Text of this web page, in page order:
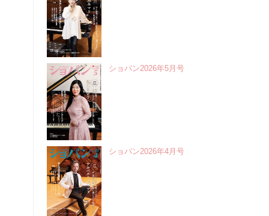
ショパン2026年5月号
ショパン2026年4月号